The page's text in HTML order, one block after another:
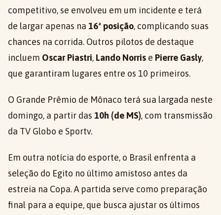
competitivo, se envolveu em um incidente e terá
de largar apenas na 16ª posição, complicando suas
chances na corrida. Outros pilotos de destaque
incluem Oscar Piastri, Lando Norris e Pierre Gasly,
que garantiram lugares entre os 10 primeiros.
O Grande Prêmio de Mônaco terá sua largada neste
domingo, a partir das 10h (de MS), com transmissão
da TV Globo e Sportv.
Em outra notícia do esporte, o Brasil enfrenta a
seleção do Egito no último amistoso antes da
estreia na Copa. A partida serve como preparação
final para a equipe, que busca ajustar os últimos